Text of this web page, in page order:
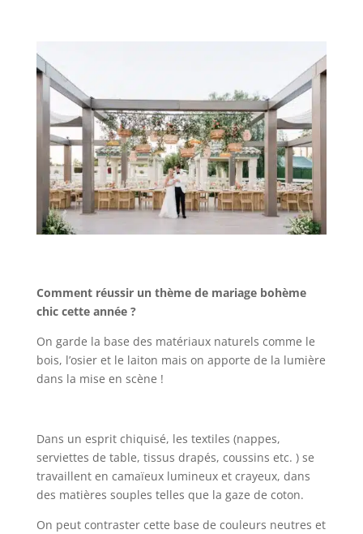
Comment réussir un thème de mariage bohème
chic cette année ?
On garde la base des matériaux naturels comme le
bois, l’osier et le laiton mais on apporte de la lumière
dans la mise en scène !
Dans un esprit chiquisé, les textiles (nappes,
serviettes de table, tissus drapés, coussins etc. ) se
travaillent en camaïeux lumineux et crayeux, dans
des matières souples telles que la gaze de coton.
On peut contraster cette base de couleurs neutres et